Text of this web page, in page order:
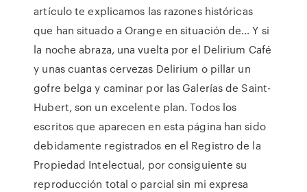
artículo te explicamos las razones históricas
que han situado a Orange en situación de… Y si
la noche abraza, una vuelta por el Delirium Café
y unas cuantas cervezas Delirium o pillar un
gofre belga y caminar por las Galerías de Saint-
Hubert, son un excelente plan. Todos los
escritos que aparecen en esta página han sido
debidamente registrados en el Registro de la
Propiedad Intelectual, por consiguiente su
reproducción total o parcial sin mi expresa